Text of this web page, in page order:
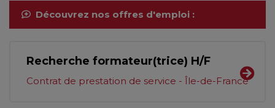
Découvrez nos offres d'emploi :
Recherche formateur(trice) H/F
Contrat de prestation de service - Île-de-France